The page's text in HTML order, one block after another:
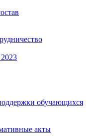
обучающихся
акты